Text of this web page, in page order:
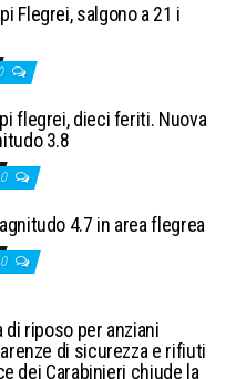
Flegrei, salgono a 21 i
flegrei, dieci feriti. Nuova
3.8
0
4.7 in area flegrea
0
di riposo per anziani
di sicurezza e rifiuti
dei Carabinieri chiude la